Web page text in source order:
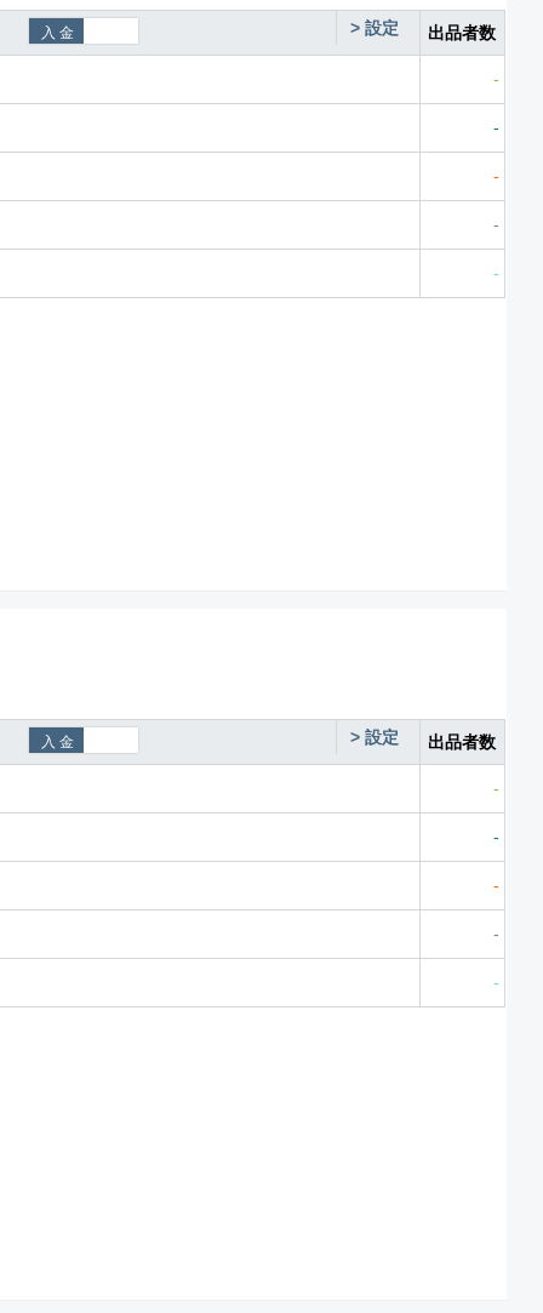
> 設定 出品者数
-
-
-
-
-
> 設定 出品者数
-
-
-
-
-